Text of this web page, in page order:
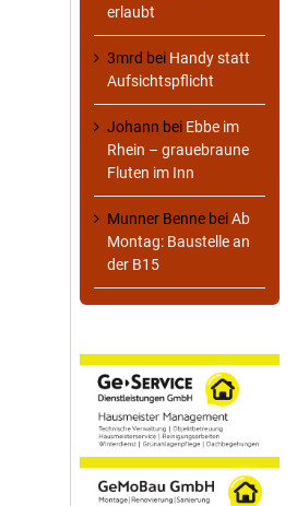
erlaubt
3mrd bei Handy statt
Aufsichtspflicht
Johann bei Ebbe im
Rhein – grauebraune
Fluten im Inn
Munner Benne beiAb
Montag: Baustelle an
der B15